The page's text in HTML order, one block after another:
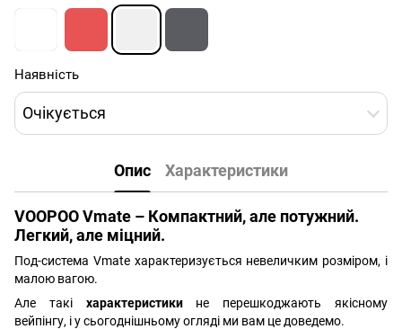
Наявність
Очікується
Опис Характеристики
VOOPOO Vmate – Компактний, але потужний.
Легкий, але міцний.
Под-система Vmate характеризується невеличким розміром, і
малою вагою.
Але такі характеристики не перешкоджають якісному
вейпінгу, і у сьогоднішньому огляді ми вам це доведемо.